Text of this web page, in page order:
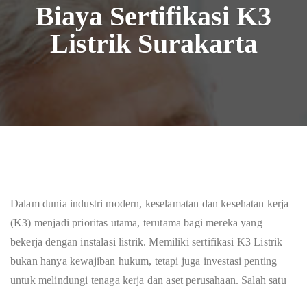
Biaya Sertifikasi K3
Listrik Surakarta
Dalam dunia industri modern, keselamatan dan kesehatan kerja
(K3) menjadi prioritas utama, terutama bagi mereka yang
bekerja dengan instalasi listrik. Memiliki sertifikasi K3 Listrik
bukan hanya kewajiban hukum, tetapi juga investasi penting
untuk melindungi tenaga kerja dan aset perusahaan. Salah satu